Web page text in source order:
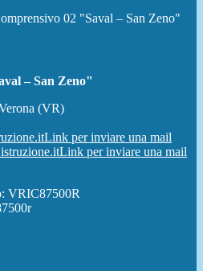
02 "Saval – San Zeno"
– San Zeno"
(VR)
Link per inviare una mail
Link per inviare una mail
VRIC87500R